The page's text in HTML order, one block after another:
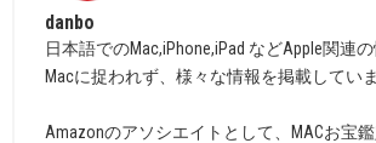
danbo
日本語でのMac,iPhone,iPad などApple関連の
Macに捉われず、様々な情報を掲載していま
Amazonのアソシエイトとして、MACお宝